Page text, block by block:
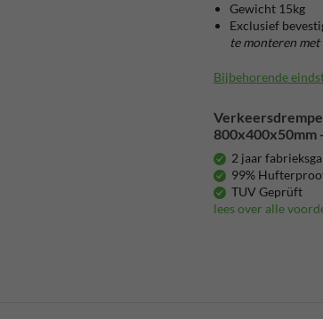
Gewicht 15kg
Exclusief
te monteren
Bijbehorende
800x400x50mm
2 jaar
99%
TUV Geprüft
lees over alle